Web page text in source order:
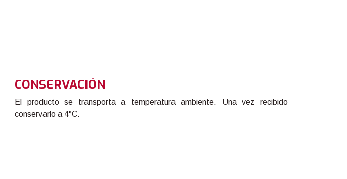
CONSERVACIÓN
El producto se transporta a temperatura ambiente. Una vez recibido
conservarlo a 4°C.